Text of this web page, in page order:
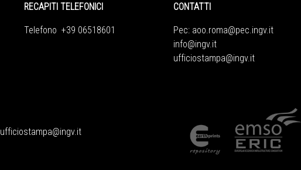
RECAPITI TELEFONICI
Telefono +39 06518601
CONTATTI
Pec: aoo.roma@pec.ingv.it
info@ingv.it
ufficiostampa@ingv.it
ufficiostampa@ingv.it